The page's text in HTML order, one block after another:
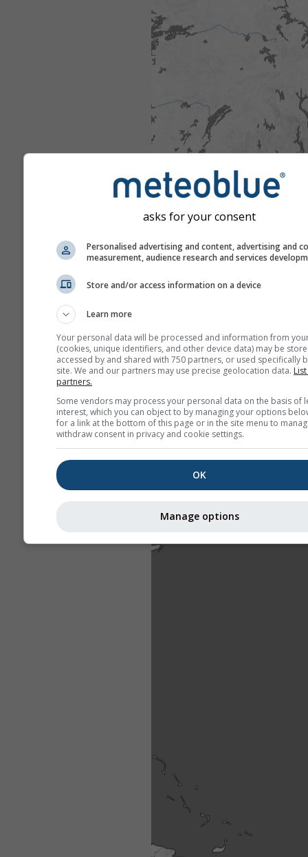
asks for your consent
Personalised advertising and content, advertising and
measurement, audience research and services
Store and/or access information on a device
Learn more
Your personal data will be processed and information from
(cookies, unique identifiers, and other device data) may be
accessed by and shared with 750 partners, or used specifically
site. We and our partners may use precise geolocation data.
partners.
Some vendors may process your personal data on the basis of
interest, which you can object to by managing your options
for a link at the bottom of this page or in the site menu to
withdraw consent in privacy and cookie settings.
OK
Manage options